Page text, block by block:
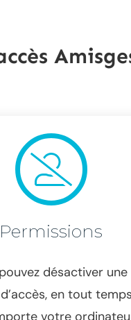
Permissions
désactiver une
en tout
votre